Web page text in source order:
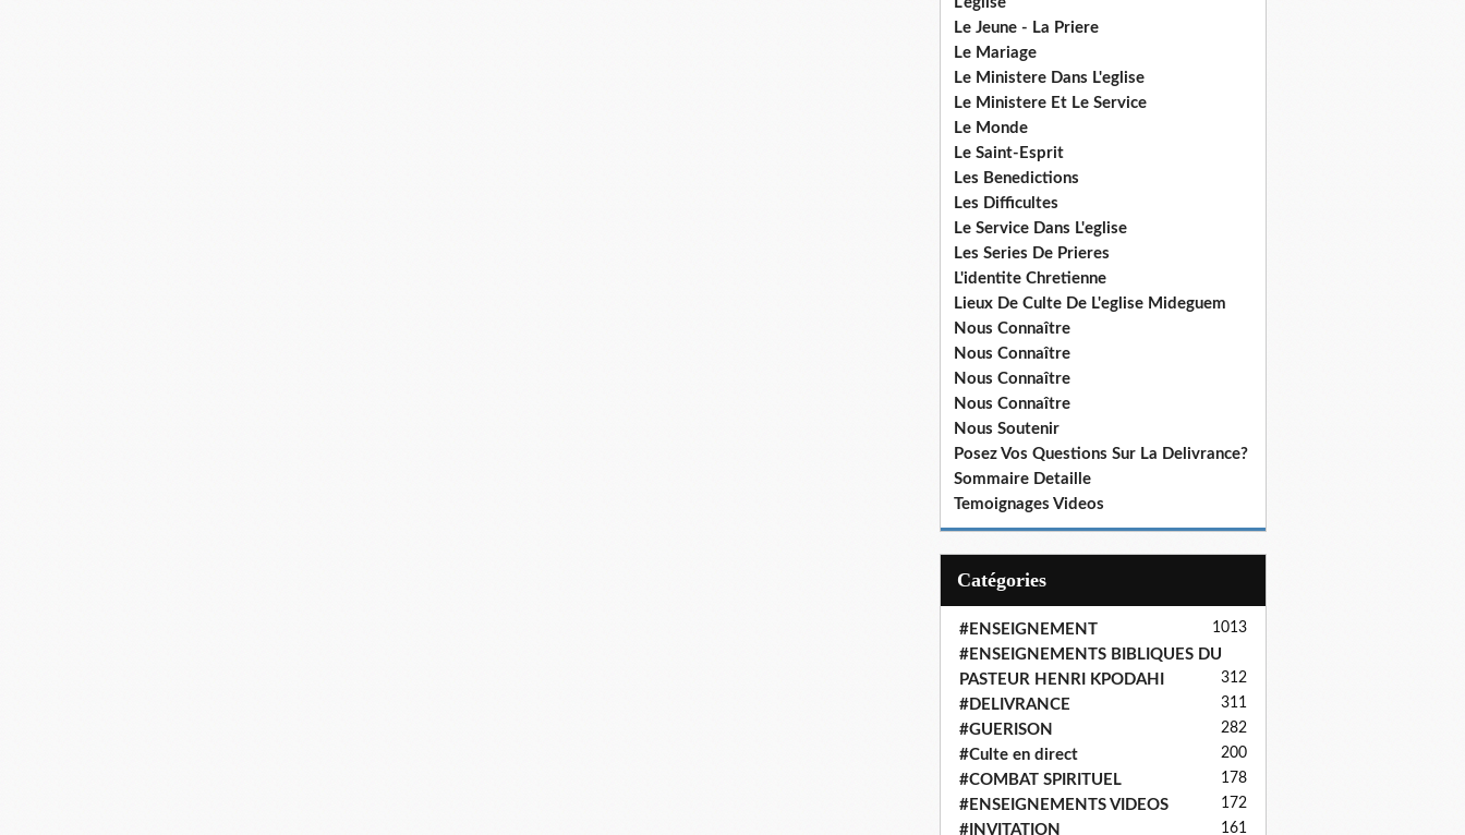
Le Jeune - La Priere
Le Mariage
Le Ministere Dans L'eglise
Le Ministere Et Le Service
Le Monde
Le Saint-Esprit
Les Benedictions
Les Difficultes
Le Service Dans L'eglise
Les Series De Prieres
L'identite Chretienne
Lieux De Culte De L'eglise Mideguem
Nous Connaître
Nous Connaître
Nous Connaître
Nous Connaître
Nous Soutenir
Posez Vos Questions Sur La Delivrance?
Sommaire Detaille
Temoignages Videos
Catégories
#ENSEIGNEMENT 1013
#ENSEIGNEMENTS BIBLIQUES DU
PASTEUR HENRI KPODAHI
312
#DELIVRANCE 311
#GUERISON 282
#Culte en direct 200
#COMBAT SPIRITUEL 178
#ENSEIGNEMENTS VIDEOS 172
#INVITATION 161